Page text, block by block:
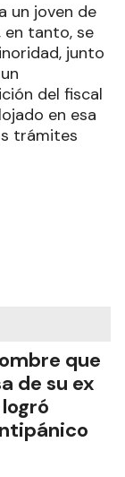
un joven de
en tanto, se
junto
del fiscal
en esa
trámites
que
de su ex